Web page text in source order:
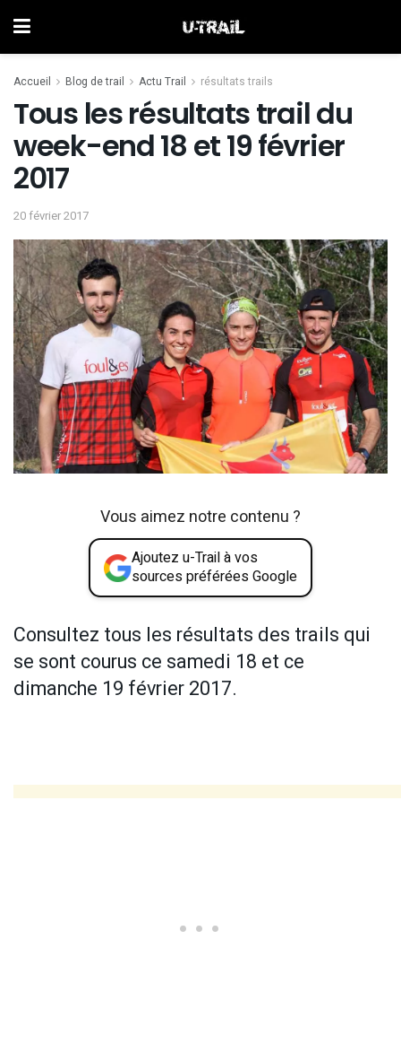
Accueil Blog de trail Actu Trail résultats trails
Tous les résultats trail du
week-end 18 et 19 février
2017
20 février 2017
Vous aimez notre contenu ?
Ajoutez u-Trail à vos
sources préférées Google
Consultez tous les résultats des trails qui
se sont courus ce samedi 18 et ce
dimanche 19 février 2017.